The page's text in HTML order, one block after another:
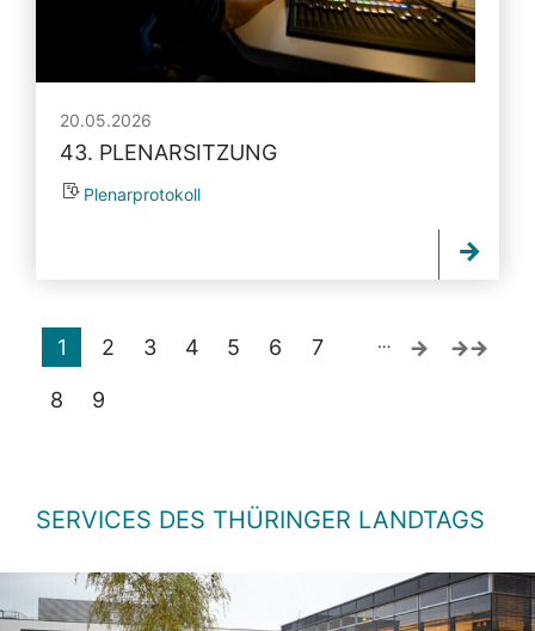
20.05.2026
43. PLENARSITZUNG
Plenarprotokoll
1 2 3 4 5 6 7
8 9
…
SERVICES DES THÜRINGER LANDTAGS